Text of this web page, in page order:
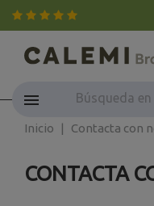
Inicio Contacta con
CONTACTA